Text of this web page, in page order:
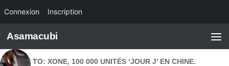
Connexion Inscription
Skip to content
Asamacubi
REPLY TO: XONE, 100 000 UNITÉS ‘JOUR J’ EN CHINE.